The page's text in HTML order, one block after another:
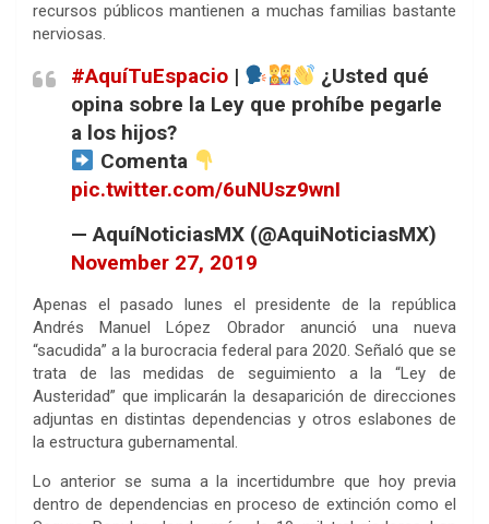
recursos públicos mantienen a muchas familias bastante
nerviosas.
#AquíTuEspacio |
¿Usted qué
opina sobre la Ley que prohíbe pegarle
a los hijos?
Comenta
pic.twitter.com/6uNUsz9wnI
— AquíNoticiasMX (@AquiNoticiasMX)
November 27, 2019
Apenas el pasado lunes el presidente de la república
Andrés Manuel López Obrador anunció una nueva
“sacudida” a la burocracia federal para 2020. Señaló que se
trata de las medidas de seguimiento a la “Ley de
Austeridad” que implicarán la desaparición de direcciones
adjuntas en distintas dependencias y otros eslabones de
la estructura gubernamental.
Lo anterior se suma a la incertidumbre que hoy previa
dentro de dependencias en proceso de extinción como el